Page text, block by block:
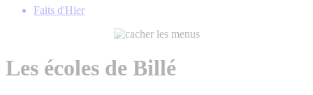
Faits d'Hier
Les écoles de Billé